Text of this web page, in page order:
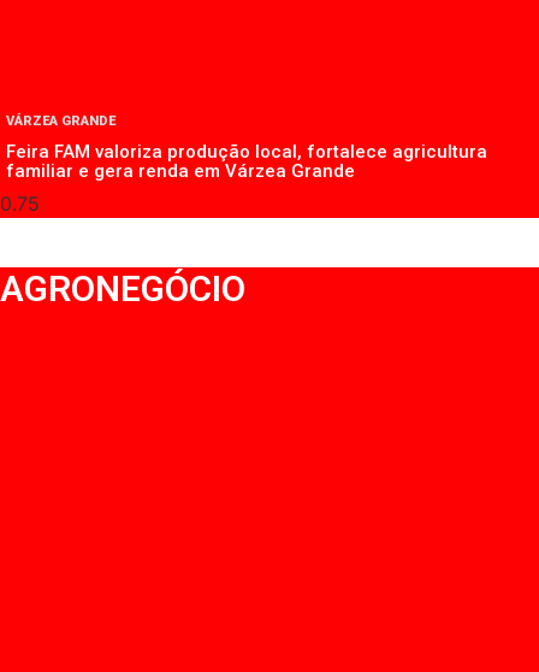
VÁRZEA GRANDE
Feira FAM valoriza produção local, fortalece agricultura
familiar e gera renda em Várzea Grande
AGRONEGÓCIO